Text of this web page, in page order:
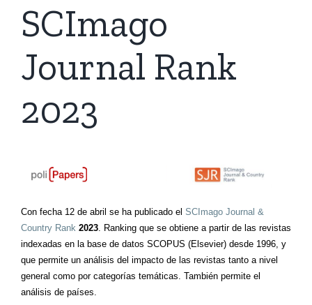
SCImago
Journal Rank
2023
Con fecha 12 de abril se ha publicado el SCImago Journal &
Country Rank 2023. Ranking que se obtiene a partir de las revistas
indexadas en la base de datos SCOPUS (Elsevier) desde 1996, y
que permite un análisis del impacto de las revistas tanto a nivel
general como por categorías temáticas. También permite el
análisis de países.